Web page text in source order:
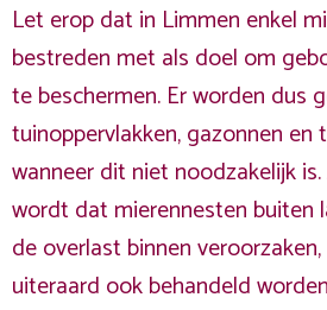
Let erop dat in Limmen enkel
bestreden met als doel om
te beschermen. Er worden dus
tuinoppervlakken, gazonnen en
wanneer dit niet noodzakelijk
wordt dat mierennesten buiten
de overlast binnen
uiteraard ook behandeld